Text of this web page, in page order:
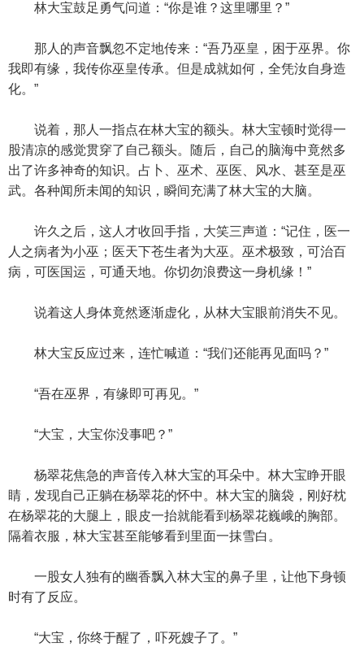
林大宝鼓足勇气问道：“你是谁？这里哪里？”
那人的声音飘忽不定地传来：“吾乃巫皇，困于巫界。你
我即有缘，我传你巫皇传承。但是成就如何，全凭汝自身造
化。”
说着，那人一指点在林大宝的额头。林大宝顿时觉得一
股清凉的感觉贯穿了自己额头。随后，自己的脑海中竟然多
出了许多神奇的知识。占卜、巫术、巫医、风水、甚至是巫
武。各种闻所未闻的知识，瞬间充满了林大宝的大脑。
许久之后，这人才收回手指，大笑三声道：“记住，医一
人之病者为小巫；医天下苍生者为大巫。巫术极致，可治百
病，可医国运，可通天地。你切勿浪费这一身机缘！”
说着这人身体竟然逐渐虚化，从林大宝眼前消失不见。
林大宝反应过来，连忙喊道：“我们还能再见面吗？”
“吾在巫界，有缘即可再见。”
“大宝，大宝你没事吧？”
杨翠花焦急的声音传入林大宝的耳朵中。林大宝睁开眼
睛，发现自己正躺在杨翠花的怀中。林大宝的脑袋，刚好枕
在杨翠花的大腿上，眼皮一抬就能看到杨翠花巍峨的胸部。
隔着衣服，林大宝甚至能够看到里面一抹雪白。
一股女人独有的幽香飘入林大宝的鼻子里，让他下身顿
时有了反应。
“大宝，你终于醒了，吓死嫂子了。”